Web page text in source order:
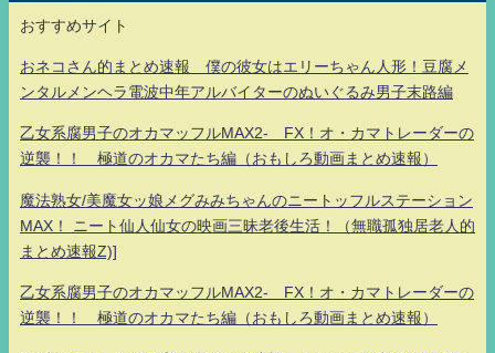
おすすめサイト
おネコさん的まとめ速報 僕の彼女はエリーちゃん人形！豆腐メ
ンタルメンヘラ電波中年アルバイターのぬいぐるみ男子末路編
乙女系腐男子のオカマッフルMAX2- FX！オ・カマトレーダーの
逆襲！！ 極道のオカマたち編（おもしろ動画まとめ速報）
魔法熟女/美魔女ッ娘メグみみちゃんのニートッフルステーション
MAX！ ニート仙人仙女の映画三昧老後生活！（無職孤独居老人的
まとめ速報Z)]
乙女系腐男子のオカマッフルMAX2- FX！オ・カマトレーダーの
逆襲！！ 極道のオカマたち編（おもしろ動画まとめ速報）